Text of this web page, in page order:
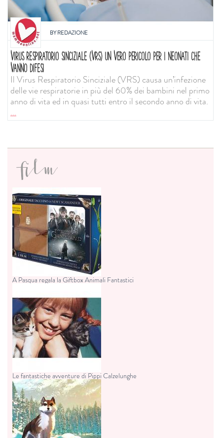
BYREDAZIONE
VIRUS RESPIRATORIO SINCIZIALE (VRS) UN VERO PERICOLO PER I NEONATI CHE
VANNO DIFESI
Il Virus Respiratorio Sinciziale (VRS) causa un’infezione
delle vie respiratorie in più del 60% dei bambini nel primo
anno di vita ed in quasi tutti entro il secondo anno di vita.
...
film
A Pasqua regala la Giftbox Animali Fantastici
Le fantastiche avventure di Pippi Calzelunghe